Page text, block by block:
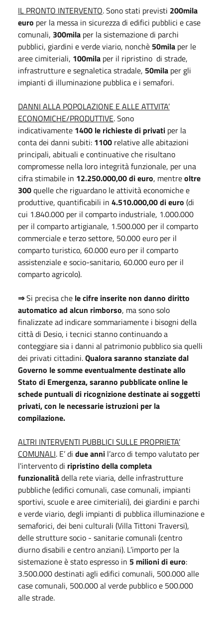
IL PRONTO INTERVENTO. Sono stati previsti 200mila
euro per la messa in sicurezza di edifici pubblici e case
comunali, 300mila per la sistemazione di parchi
pubblici, giardini e verde viario, nonchè 50mila per le
aree cimiteriali, 100mila per il ripristino di strade,
infrastrutture e segnaletica stradale, 50mila per gli
impianti di illuminazione pubblica e i semafori.
DANNI ALLA POPOLAZIONE E ALLE ATTVITA’
ECONOMICHE/PRODUTTIVE. Sono
indicativamente 1400 le richieste di privati per la
conta dei danni subiti: 1100 relative alle abitazioni
principali, abituali e continuative che risultano
compromesse nella loro integrità funzionale, per una
cifra stimabile in 12.250.000,00 di euro, mentreoltre
300quelle che riguardano le attività economiche e
produttive, quantificabili in 4.510.000,00 di euro (di
cui 1.840.000 per il comparto industriale, 1.000.000
per il comparto artigianale, 1.500.000 per il comparto
commerciale e terzo settore, 50.000 euro per il
comparto turistico, 60.000 euro per il comparto
assistenziale e socio-sanitario, 60.000 euro per il
comparto agricolo).
⇒Si precisa che le cifre inserite non danno diritto
automatico ad alcun rimborso, ma sono solo
finalizzate ad indicare sommariamente i bisogni della
città di Desio, i tecnici stanno continuando a
conteggiare sia i danni al patrimonio pubblico sia quelli
dei privati cittadini.Qualora saranno stanziate dal
Governo le somme eventualmente destinate allo
Stato di Emergenza, saranno pubblicate online le
schede puntuali di ricognizione destinate ai soggetti
privati, con le necessarie istruzioni per la
compilazione.
ALTRI INTERVENTI PUBBLICI SULLE PROPRIETA’
COMUNALI. E’ di due anni l’arco di tempo valutato per
l'intervento di ripristino della completa
funzionalitàdella rete viaria, delle infrastrutture
pubbliche (edifici comunali, case comunali, impianti
sportivi, scuole e aree cimiteriali), dei giardini e parchi
e verde viario, degli impianti di pubblica illuminazione e
semaforici, dei beni culturali (Villa Tittoni Traversi),
delle strutture socio - sanitarie comunali (centro
diurno disabili e centro anziani). L’importo per la
sistemazione è stato espresso in 5 milioni di euro:
3.500.000 destinati agli edifici comunali, 500.000 alle
case comunali, 500.000 al verde pubblico e 500.000
alle strade.